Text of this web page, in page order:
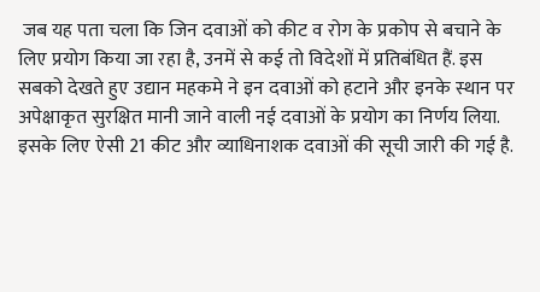
जब यह पता चला कि जिन दवाओं को कीट व रोग के प्रकोप से बचाने के
लिए प्रयोग किया जा रहा है, उनमें से कई तो विदेशों में प्रतिबंधित हैं. इस
सबको देखते हुए उद्यान महकमे ने इन दवाओं को हटाने और इनके स्थान पर
अपेक्षाकृत सुरक्षित मानी जाने वाली नई दवाओं के प्रयोग का निर्णय लिया.
इसके लिए ऐसी 21 कीट और व्याधिनाशक दवाओं की सूची जारी की गई है.